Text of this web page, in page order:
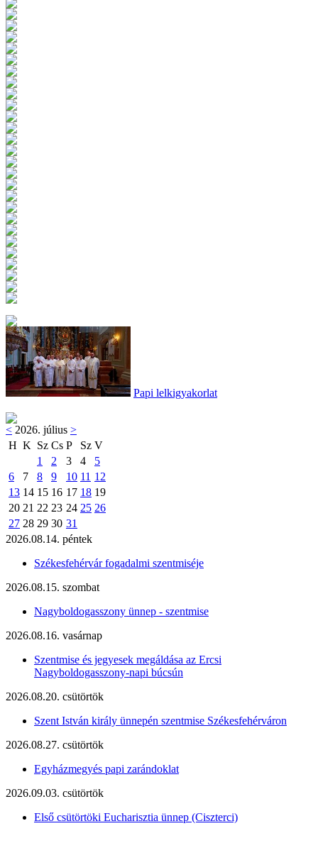
Papi lelkigyakorlat
< 2026. július >
H K Sz Cs P Sz V
1
2 3 4
5
6
7 8 9 10 11 12
13 14 15 16 17 18 19
20 21 22 23 24 25 26
27 28 29 30 31
2026.08.14. péntek
Székesfehérvár fogadalmi szentmiséje
2026.08.15. szombat
Nagyboldogasszony ünnep - szentmise
2026.08.16. vasárnap
Szentmise és jegyesek megáldása az Ercsi
Nagyboldogasszony-napi búcsún
2026.08.20. csütörtök
Szent István király ünnepén szentmise Székesfehérváron
2026.08.27. csütörtök
Egyházmegyés papi zarándoklat
2026.09.03. csütörtök
Első csütörtöki Eucharisztia ünnep (Ciszterci)